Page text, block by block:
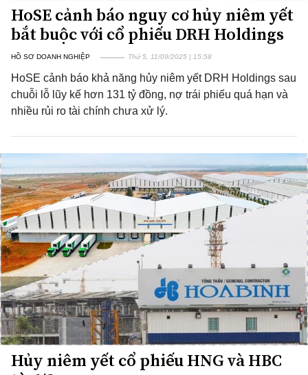
HoSE cảnh báo nguy cơ hủy niêm yết
bắt buộc với cổ phiếu DRH Holdings
HỒ SƠ DOANH NGHIỆP Thứ 5, 11/09/2025 | 15:58
HoSE cảnh báo khả năng hủy niêm yết DRH Holdings sau
chuỗi lỗ lũy kế hơn 131 tỷ đồng, nợ trái phiếu quá hạn và
nhiều rủi ro tài chính chưa xử lý.
Hủy niêm yết cổ phiếu HNG và HBC